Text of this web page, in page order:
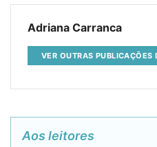
Adriana Carranca
VER OUTRAS PUBLICAÇÕES
Aos leitores